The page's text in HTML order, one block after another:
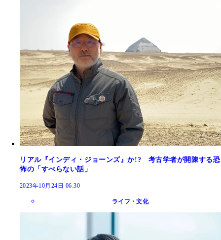
リアル『インディ・ジョーンズ』か!? 考古学者が開陳する恐
怖の「すべらない話」
2023年10月24日 06:30
ライフ・文化